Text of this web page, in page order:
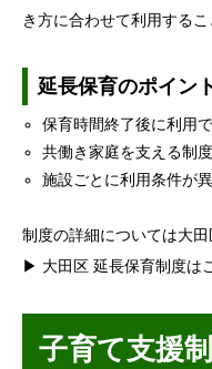
き方に合わせて利用するこ
延長保育のポイン
保育時間終了後に利用
共働き家庭を支える制度
施設ごとに利用条件が
制度の詳細については大田
▶ 大田区 延長保育制度は
子育て支援